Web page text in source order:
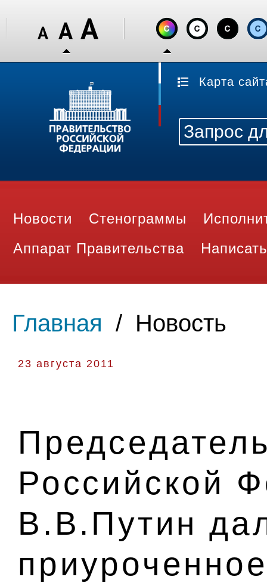
Карта
Новости Стенограммы
Аппарат Правительства
Главная / Новость
23 августа 2011
Российской
В.В.Путин